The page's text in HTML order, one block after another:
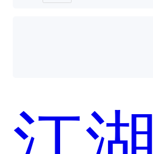
用？